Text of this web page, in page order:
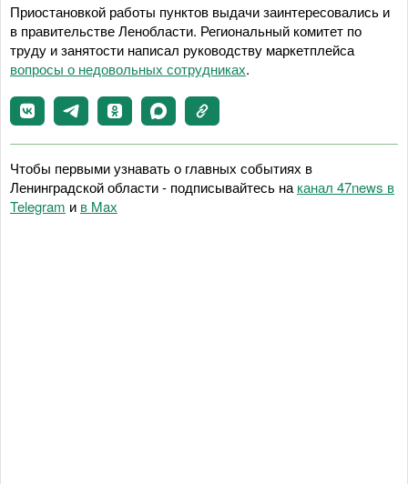
Приостановкой работы пунктов выдачи заинтересовались и
в правительстве Ленобласти. Региональный комитет по
труду и занятости написал руководству маркетплейса
вопросы о недовольных сотрудниках.
Чтобы первыми узнавать о главных событиях в
Ленинградской области - подписывайтесь на канал 47news в
Telegram и в Maх